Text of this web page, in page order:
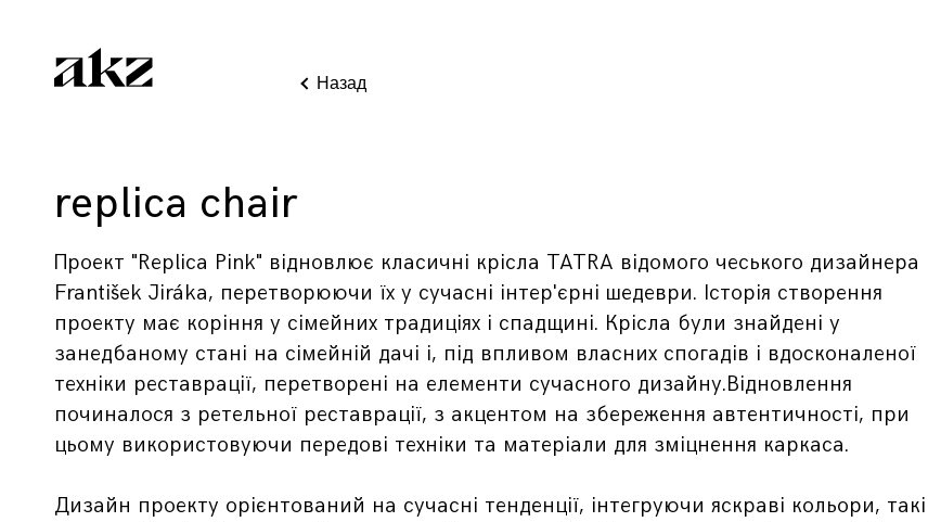
Назад
replica chair
Проект "Replica Pink" відновлює класичні крісла TATRA відомого чеського дизайнера
František Jiráka, перетворюючи їх у сучасні інтер'єрні шедеври. Історія створення
проекту має коріння у сімейних традиціях і спадщині. Крісла були знайдені у
занедбаному стані на сімейній дачі і, під впливом власних спогадів і вдосконаленої
техніки реставрації, перетворені на елементи сучасного дизайну.Відновлення
починалося з ретельної реставрації, з акцентом на збереження автентичності, при
цьому використовуючи передові техніки та матеріали для зміцнення каркаса.
Дизайн проекту орієнтований на сучасні тенденції, інтегруючи яскраві кольори, такі